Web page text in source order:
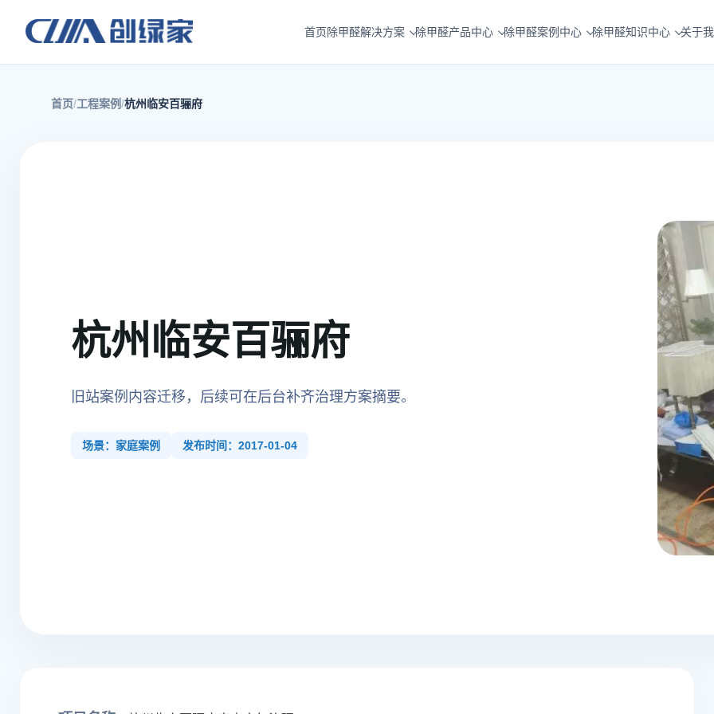
首页除甲醛解决方案 除甲醛产品中心 除甲醛案例中心 除甲醛知识中心 关于
首页 工程案例 杭州临安百骊府
杭州临安百骊府
旧站案例内容迁移，后续可在后台补齐治理方案摘要。
场景：家庭案例 发布时间：2017-01-04